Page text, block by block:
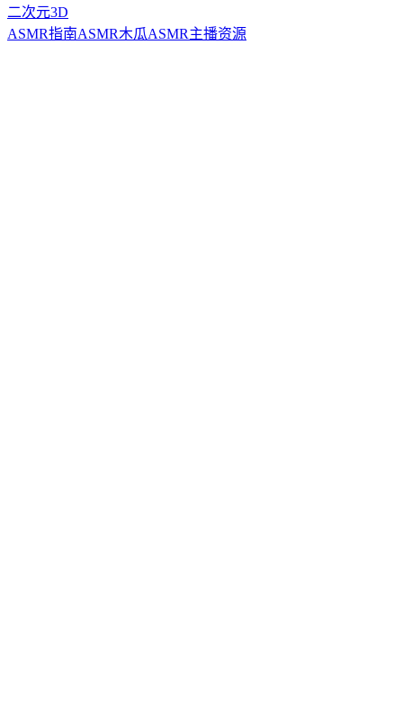
二次元3D
ASMR指南ASMR木瓜ASMR主播资源